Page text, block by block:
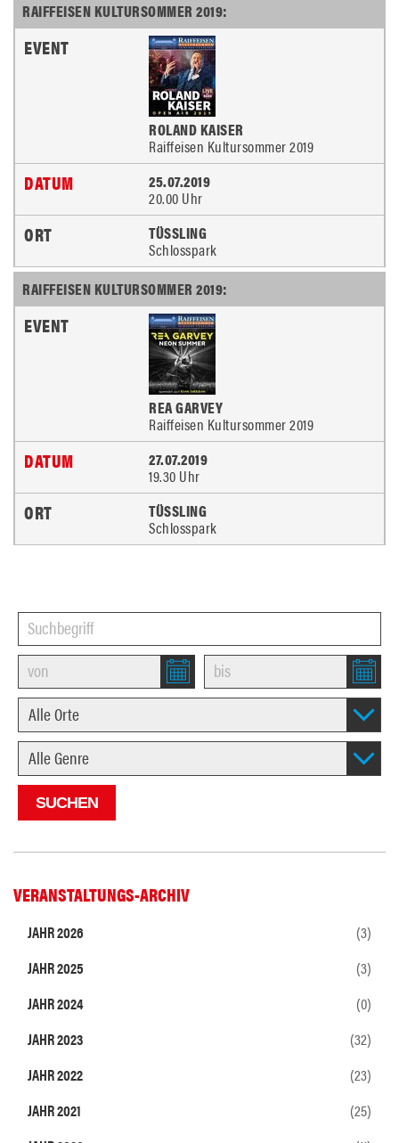
RAIFFEISEN KULTURSOMMER 2019:
ROLAND KAISER
Raiffeisen Kultursommer 2019
25.07.2019
20.00 Uhr
TÜSSLING
Schlosspark
RAIFFEISEN KULTURSOMMER 2019:
REA GARVEY
Raiffeisen Kultursommer 2019
27.07.2019
19.30 Uhr
TÜSSLING
Schlosspark
VERANSTALTUNGS-ARCHIV
JAHR 2026
(3)
JAHR 2025
(3)
JAHR 2024
(0)
JAHR 2023
(32)
JAHR 2022
(23)
JAHR 2021
(25)